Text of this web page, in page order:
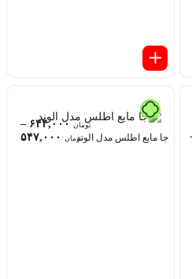
جا مایع اطلس مدل الوند
تومان۶۴۴,۰۰۰ –
تومان